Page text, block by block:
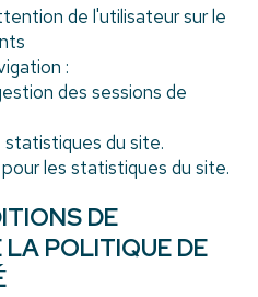
de l'utilisateur sur le
:
des sessions de
du site.
les statistiques du site.
DE
POLITIQUE DE